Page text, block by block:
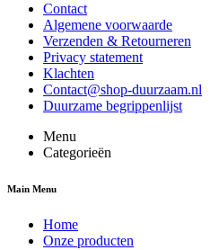
Contact
Algemene voorwaarde
Verzenden & Retourneren
Privacy statement
Klachten
Contact@shop-duurzaam.nl
Duurzame begrippenlijst
Menu
Categorieën
Main Menu
Home
Onze producten